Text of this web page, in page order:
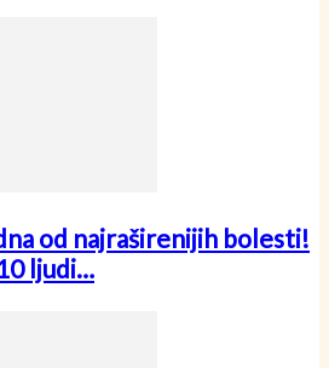
od najraširenijih bolesti!
ljudi…